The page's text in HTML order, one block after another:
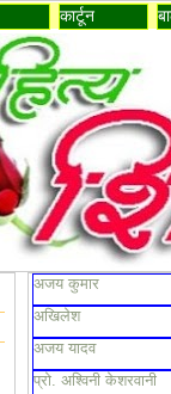
कार्टून
अजय कुमार
अखिलेश
अजय यादव
प्रो. अश्विनी केशरवानी